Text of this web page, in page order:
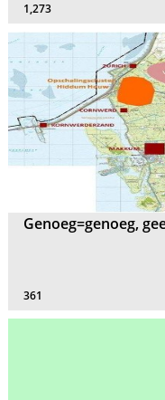
1,273
Genoeg=genoeg,
361